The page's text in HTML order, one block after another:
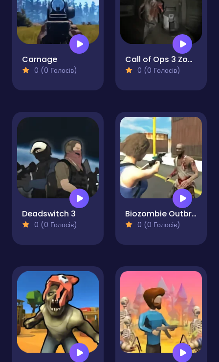
Carnage
0 (0 Голосів)
Call of Ops 3 Zombies
0 (0 Голосів)
Deadswitch 3
0 (0 Голосів)
Biozombie Outbreak
0 (0 Голосів)